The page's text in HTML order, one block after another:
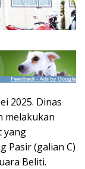
2025. Dinas
melakukan
yang
Pasir (galian C)
Beliti.